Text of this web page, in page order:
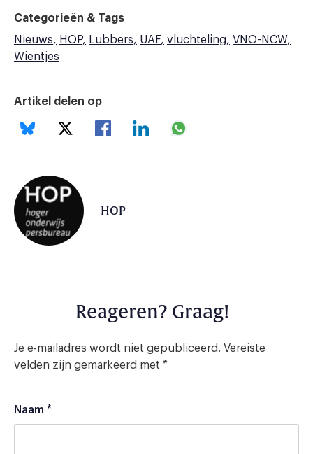
Categorieën & Tags
Nieuws
HOP Lubbers UAF vluchteling
VNO-NCW
Wientjes
Artikel delen op
HOP
Reageren? Graag!
Je e-mailadres wordt niet gepubliceerd. Vereiste
velden zijn gemarkeerd met *
Naam *